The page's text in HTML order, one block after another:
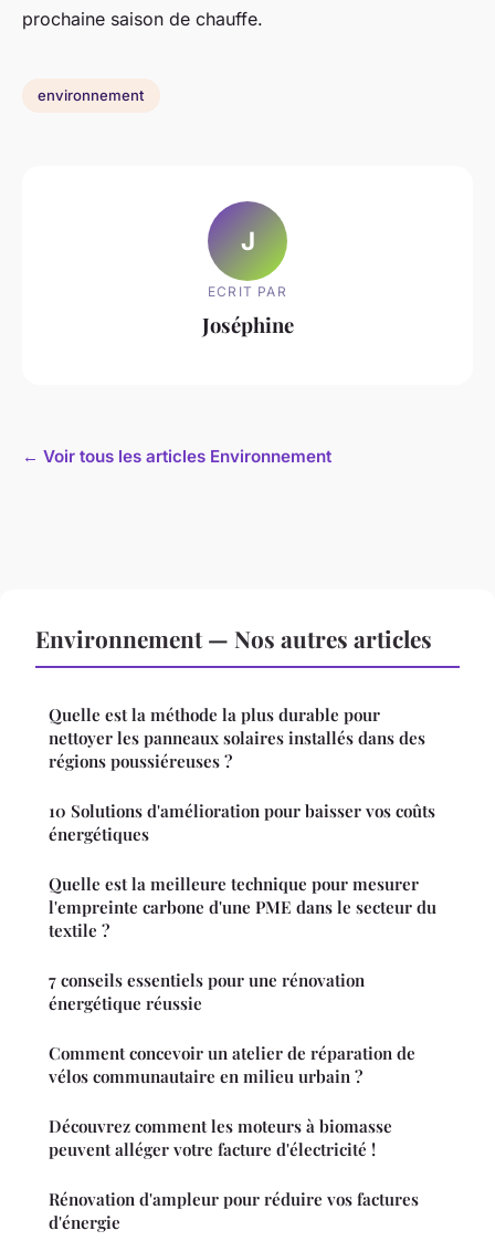
prochaine saison de chauffe.
environnement
J
ECRIT PAR
Joséphine
← Voir tous les articles Environnement
Environnement — Nos autres articles
Quelle est la méthode la plus durable pour
nettoyer les panneaux solaires installés dans des
régions poussiéreuses ?
10 Solutions d'amélioration pour baisser vos coûts
énergétiques
Quelle est la meilleure technique pour mesurer
l'empreinte carbone d'une PME dans le secteur du
textile ?
7 conseils essentiels pour une rénovation
énergétique réussie
Comment concevoir un atelier de réparation de
vélos communautaire en milieu urbain ?
Découvrez comment les moteurs à biomasse
peuvent alléger votre facture d'électricité !
Rénovation d'ampleur pour réduire vos factures
d'énergie